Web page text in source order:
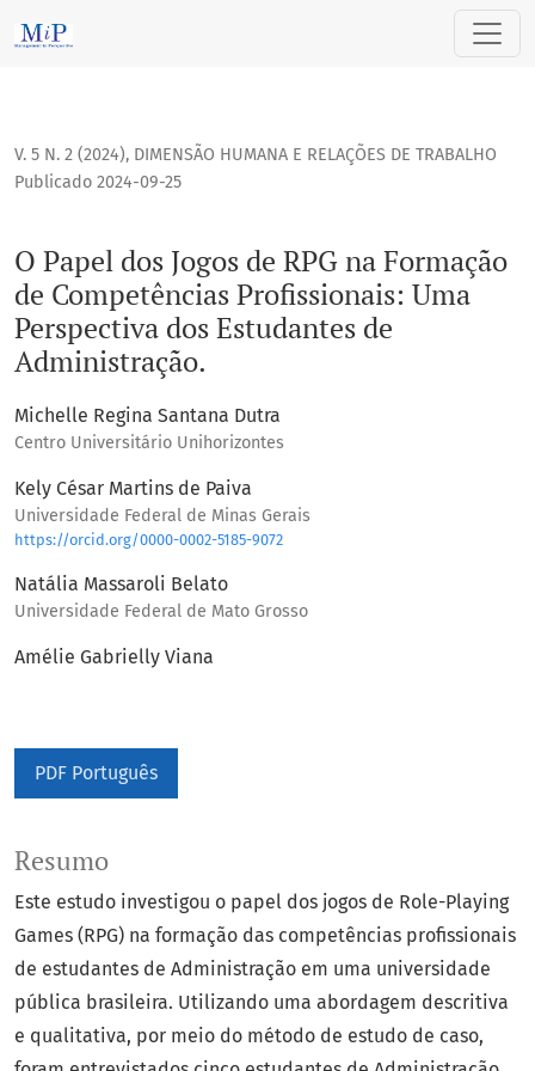
O Papel dos Jogos de RPG na Formação de
V. 5 N. 2 (2024), DIMENSÃO HUMANA E RELAÇÕES DE TRABALHO
O Papel dos Jogos de RPG na Formação
de Competências Profissionais: Uma
Perspectiva dos Estudantes de
Administração.
Publicado 2024-09-25
Michelle Regina Santana Dutra
Centro Universitário Unihorizontes
Kely César Martins de Paiva
Universidade Federal de Minas Gerais
https://orcid.org/0000-0002-5185-9072
Natália Massaroli Belato
Universidade Federal de Mato Grosso
Amélie Gabrielly Viana
PDF Português
Resumo
Este estudo investigou o papel dos jogos de Role-Playing
Games (RPG) na formação das competências profissionais
de estudantes de Administração em uma universidade
pública brasileira. Utilizando uma abordagem descritiva
e qualitativa, por meio do método de estudo de caso,